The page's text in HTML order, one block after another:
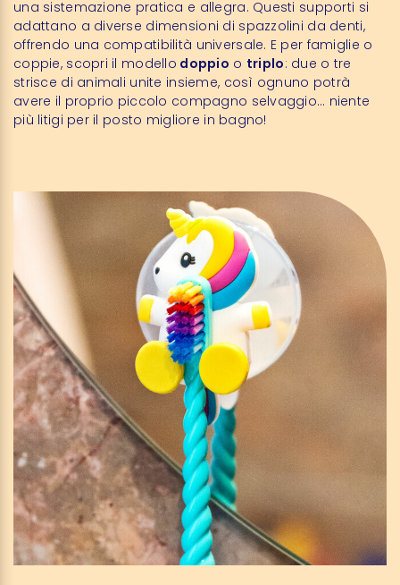
una sistemazione pratica e allegra. Questi supporti si
adattano a diverse dimensioni di spazzolini da denti,
offrendo una compatibilità universale. E per famiglie o
coppie, scopri il modello doppio o triplo: due o tre
strisce di animali unite insieme, così ognuno potrà
avere il proprio piccolo compagno selvaggio… niente
più litigi per il posto migliore in bagno!